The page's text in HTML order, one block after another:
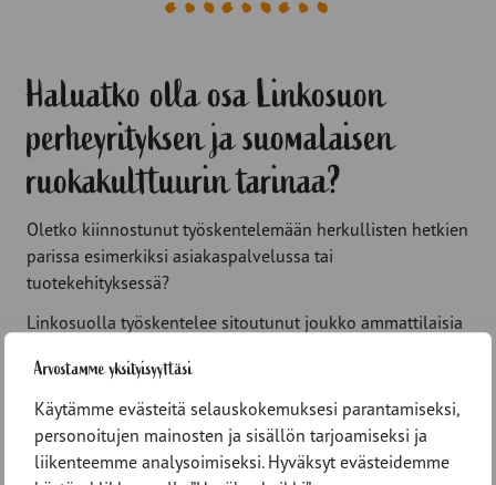
Arvostamme yksityisyyttäsi
Käytämme evästeitä selauskokemuksesi parantamiseksi,
personoitujen mainosten ja sisällön tarjoamiseksi ja
liikenteemme analysoimiseksi. Hyväksyt evästeidemme
Haluatko olla osa Linkosuon
perheyrityksen ja suomalaisen
ruokakulttuurin tarinaa?
Oletko kiinnostunut työskentelemään herkullisten hetkien
parissa esimerkiksi asiakaspalvelussa tai
tuotekehityksessä?
Linkosuolla työskentelee sitoutunut joukko ammattilaisia
KATSO AVOIMET TYÖPAIKAT